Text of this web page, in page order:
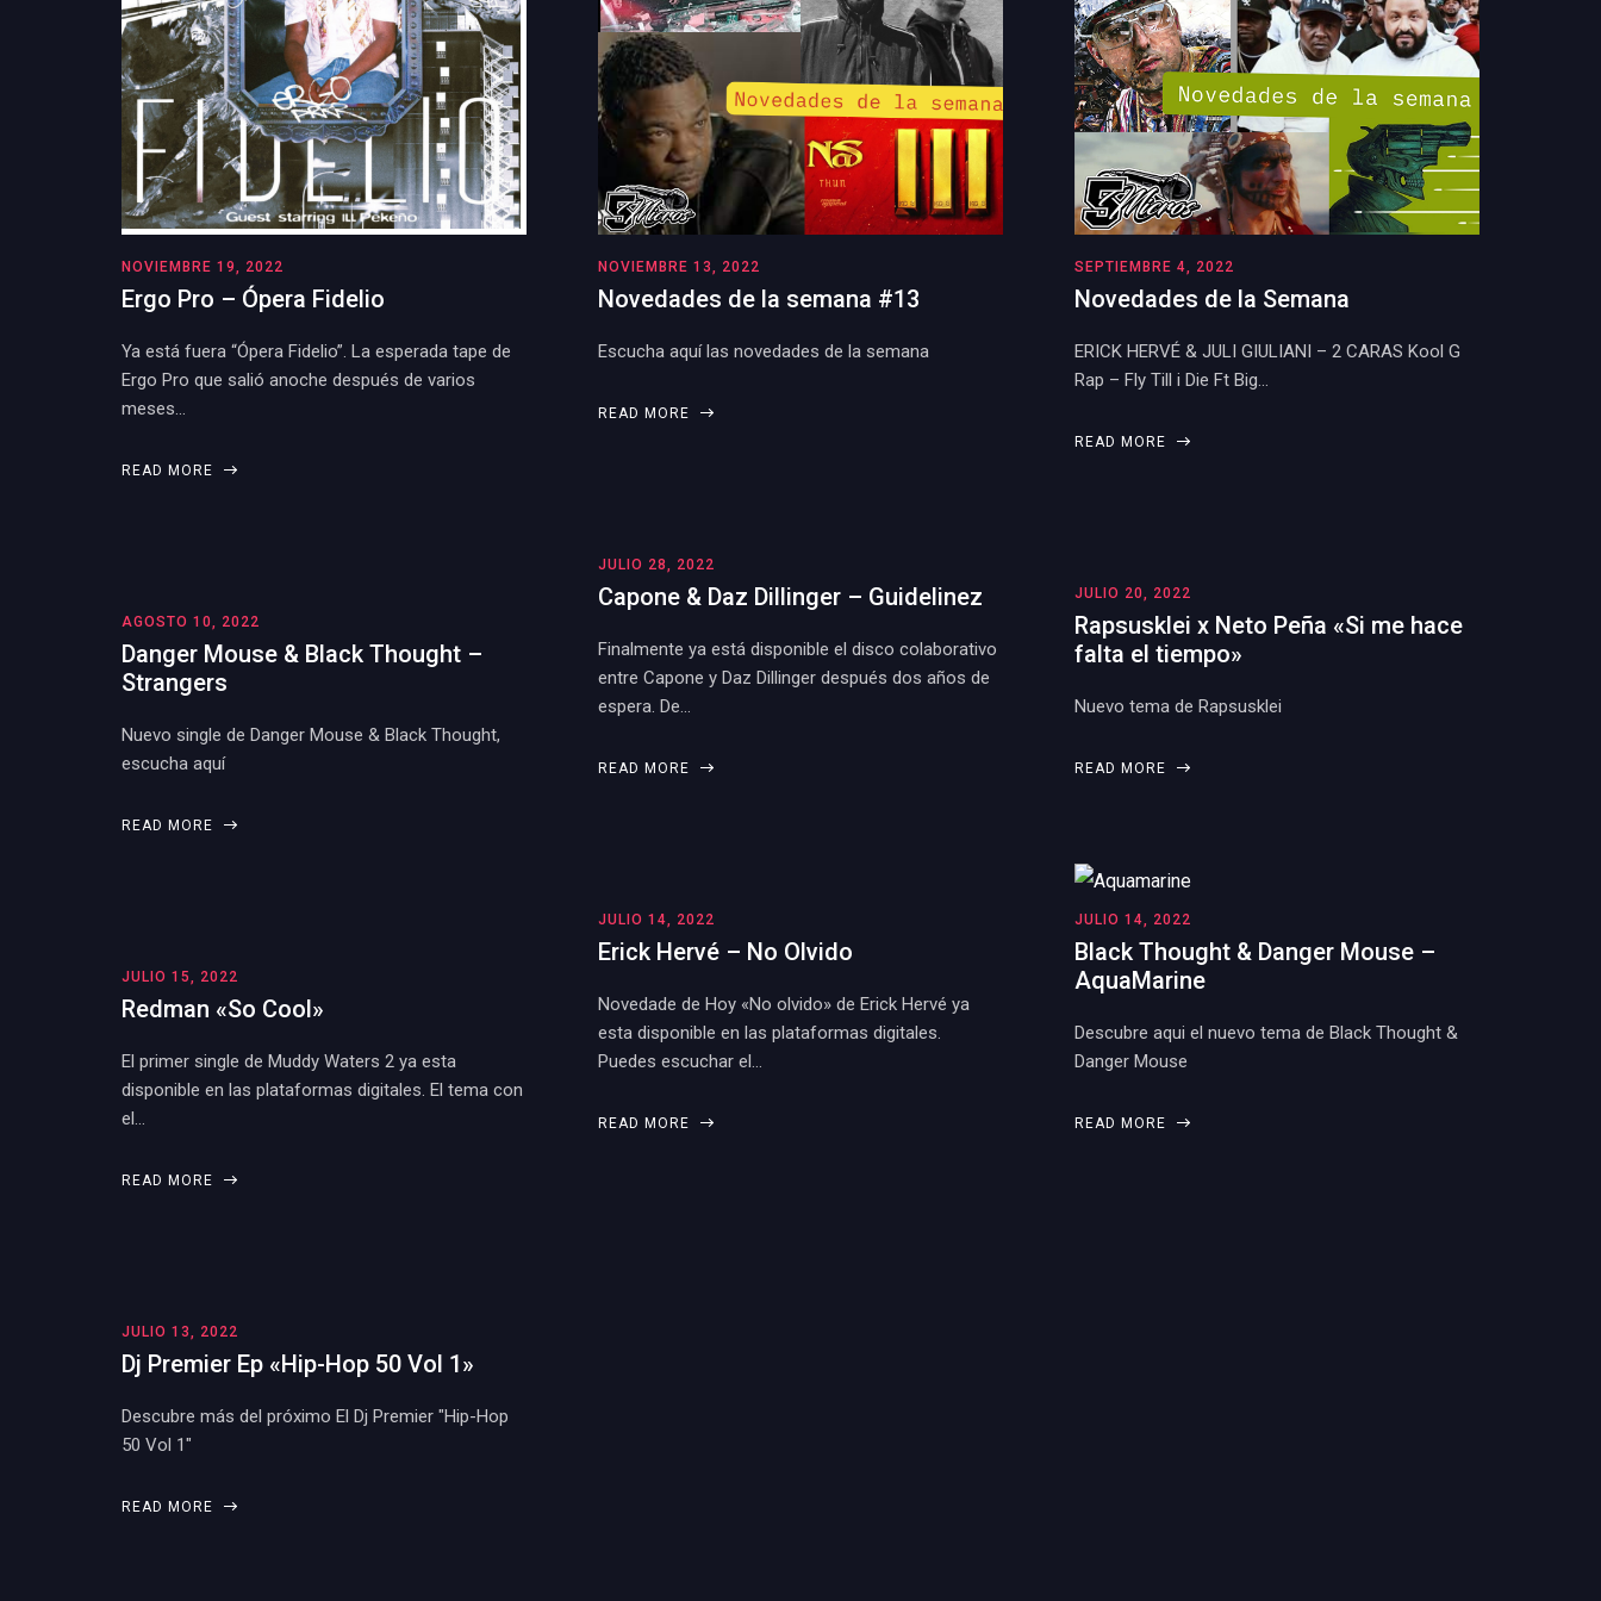
NOVIEMBRE 19, 2022
Ergo Pro – Ópera Fidelio
Ya está fuera “Ópera Fidelio”. La esperada tape de
Ergo Pro que salió anoche después de varios
meses…
READ MORE
NOVIEMBRE 13, 2022
Novedades de la semana #13
Escucha aquí las novedades de la semana
READ MORE
SEPTIEMBRE 4, 2022
Novedades de la Semana
ERICK HERVÉ & JULI GIULIANI – 2 CARAS Kool G
Rap – Fly Till i Die Ft Big…
READ MORE
AGOSTO 10, 2022
Danger Mouse & Black Thought –
Strangers
Nuevo single de Danger Mouse & Black Thought,
escucha aquí
READ MORE
JULIO 28, 2022
Capone & Daz Dillinger – Guidelinez
Finalmente ya está disponible el disco colaborativo
entre Capone y Daz Dillinger después dos años de
espera. De…
READ MORE
JULIO 20, 2022
Rapsusklei x Neto Peña «Si me hace
falta el tiempo»
Nuevo tema de Rapsusklei
READ MORE
JULIO 15, 2022
Redman «So Cool»
El primer single de Muddy Waters 2 ya esta
disponible en las plataformas digitales. El tema con
el…
READ MORE
JULIO 14, 2022
Erick Hervé – No Olvido
Novedade de Hoy «No olvido» de Erick Hervé ya
esta disponible en las plataformas digitales.
Puedes escuchar el…
READ MORE
JULIO 14, 2022
Black Thought & Danger Mouse –
AquaMarine
Descubre aqui el nuevo tema de Black Thought &
Danger Mouse
READ MORE
JULIO 13, 2022
Dj Premier Ep «Hip-Hop 50 Vol 1»
Descubre más del próximo El Dj Premier "Hip-Hop
50 Vol 1"
READ MORE